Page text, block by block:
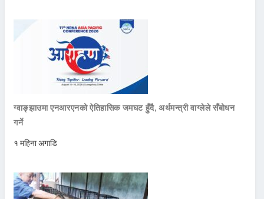
ग्वाङ्झाउमा एनआरएनको ऐतिहासिक जमघट हुँदै, अर्थमन्त्री वाग्लेले सँबोधन
गर्ने
१ महिना अगाडि